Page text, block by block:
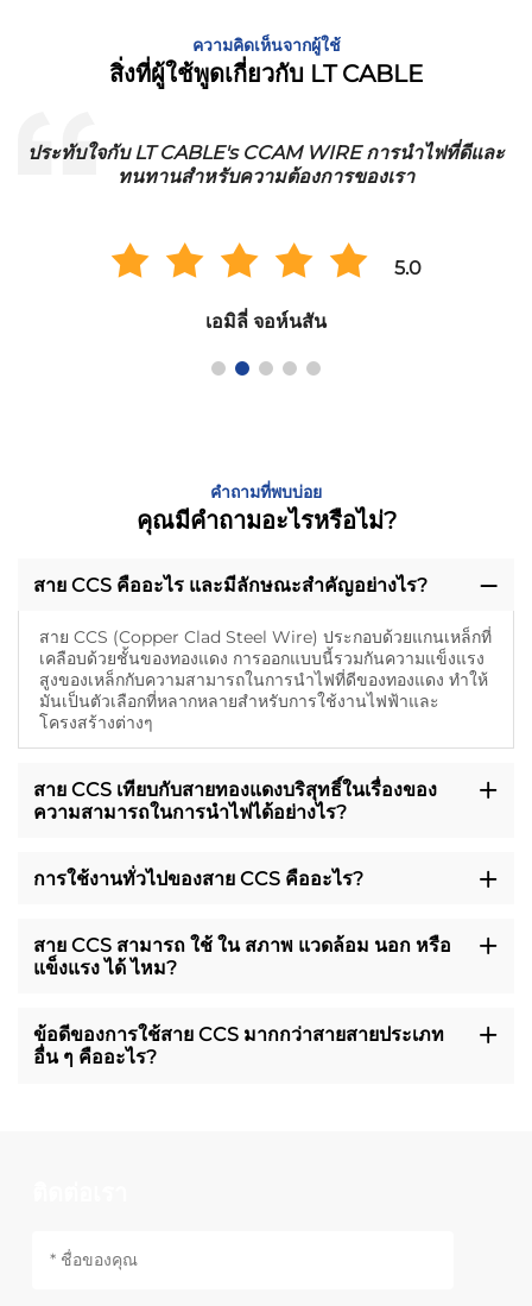
ความคิดเห็นจากผู้ใช้
สิ่งที่ผู้ใช้พูดเกี่ยวกับ LT CABLE
ประทับใจกับ LT CABLE's CCAM WIRE การนําไฟที่ดีและ
ทนทานสําหรับความต้องการของเรา
5.0
เอมิลี่ จอห์นสัน
คำถามที่พบบ่อย
คุณมีคำถามอะไรหรือไม่?
สาย CCS คืออะไร และมีลักษณะสําคัญอย่างไร?
สาย CCS (Copper Clad Steel Wire) ประกอบด้วยแกนเหล็กที่
เคลือบด้วยชั้นของทองแดง การออกแบบนี้รวมกันความแข็งแรง
สูงของเหล็กกับความสามารถในการนําไฟที่ดีของทองแดง ทําให้
มันเป็นตัวเลือกที่หลากหลายสําหรับการใช้งานไฟฟ้าและ
โครงสร้างต่างๆ
สาย CCS เทียบกับสายทองแดงบริสุทธิ์ในเรื่องของ
ความสามารถในการนําไฟได้อย่างไร?
การใช้งานทั่วไปของสาย CCS คืออะไร?
สาย CCS สามารถ ใช้ ใน สภาพ แวดล้อม นอก หรือ
แข็งแรง ได้ ไหม?
ข้อดีของการใช้สาย CCS มากกว่าสายสายประเภท
อื่น ๆ คืออะไร?